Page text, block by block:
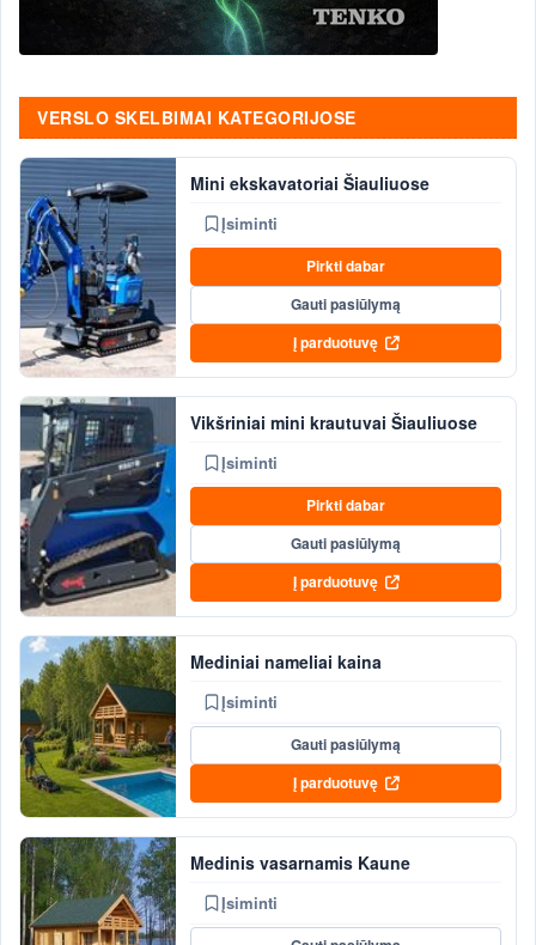
VERSLO SKELBIMAI KATEGORIJOSE
Mini ekskavatoriai Šiauliuose
Įsiminti
Pirkti dabar
Gauti pasiūlymą
Į parduotuvę
Vikšriniai mini krautuvai Šiauliuose
Įsiminti
Pirkti dabar
Gauti pasiūlymą
Į parduotuvę
Mediniai nameliai kaina
Įsiminti
Gauti pasiūlymą
Į parduotuvę
Medinis vasarnamis Kaune
Įsiminti